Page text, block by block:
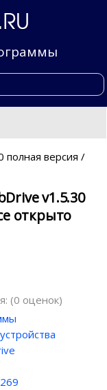
полная версия /
v1.5.30
открыто
(0 оценок)